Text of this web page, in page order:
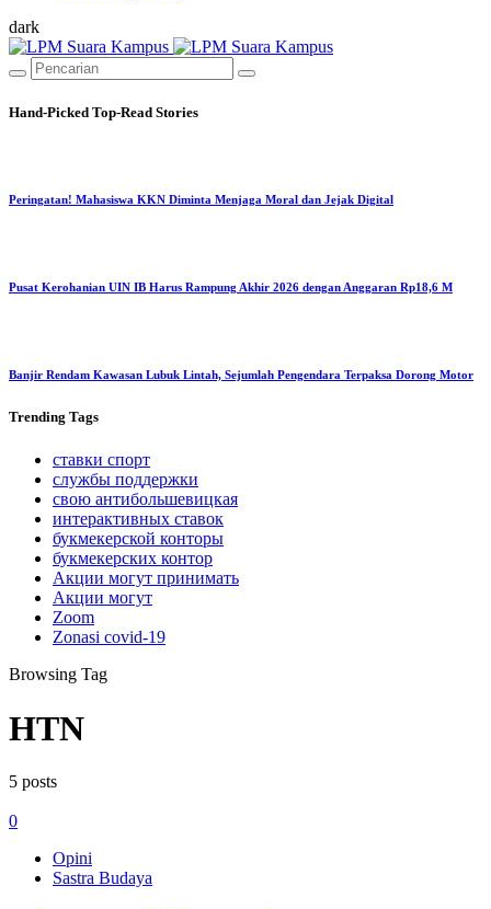
dark
Hand-Picked Top-Read Stories
Peringatan! Mahasiswa KKN Diminta Menjaga Moral dan Jejak Digital
Pusat Kerohanian UIN IB Harus Rampung Akhir 2026 dengan Anggaran Rp18,6 M
Banjir Rendam Kawasan Lubuk Lintah, Sejumlah Pengendara Terpaksa Dorong Motor
Trending Tags
ставки спорт
службы поддержки
свою антибольшевицкая
интерактивных ставок
букмекерской конторы
букмекерских контор
Акции могут принимать
Акции могут
Zoom
Zonasi covid-19
Browsing Tag
HTN
5 posts
0
Opini
Sastra Budaya